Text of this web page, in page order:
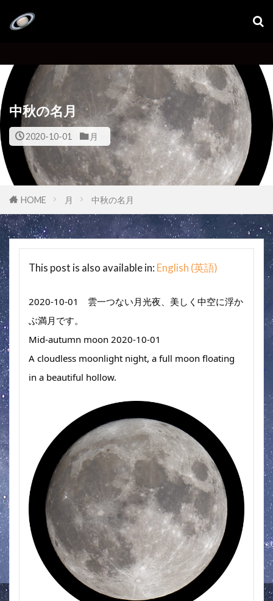
中秋の名月
2020-10-01 月
HOME 月 中秋の名月
This post is also available in: English (英語)
2020-10-01　雲一つない月光夜、美しく中空に浮か
ぶ満月です。
Mid-autumn moon 2020-10-01
A cloudless moonlight night, a full moon floating
in a beautiful hollow.